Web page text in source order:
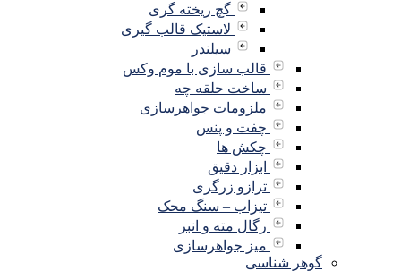
گچ ریخته گری
لاستیک قالب گیری
سیلندر
قالب سازی با موم وکس
ساخت حلقه چه
ملزومات جواهرسازی
چفت و پنس
چکش ها
ابزار دقیق
ترازو زرگری
تیزاب – سنگ محک
رگال مته و انبر
میز جواهرسازی
گوهر شناسی